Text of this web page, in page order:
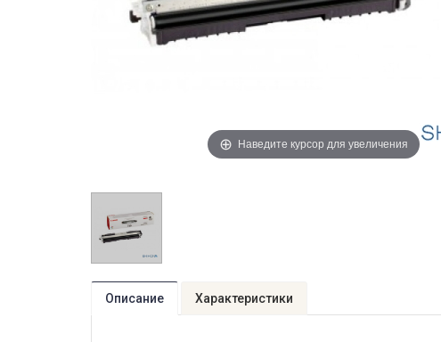
Наведите курсор для увеличения
Описание Характеристики